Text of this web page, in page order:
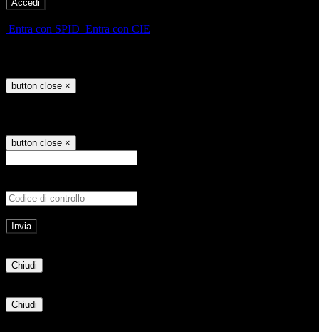
Entra con SPID Entra con CIE
button close ×
button close ×
Chiudi
Chiudi